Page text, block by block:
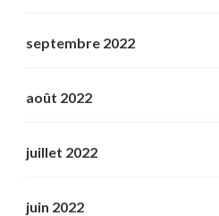
septembre 2022
août 2022
juillet 2022
juin 2022